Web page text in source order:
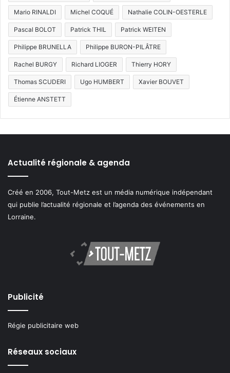
Mario RINALDI Michel COQUÉ Nathalie COLIN-OESTERLE
Pascal BOLOT Patrick THIL Patrick WEITEN
Philippe BRUNELLA Philippe BURON-PILÂTRE
Rachel BURGY Richard LIOGER Thierry HORY
Thomas SCUDERI Ugo HUMBERT Xavier BOUVET
Étienne ANSTETT
Actualité régionale & agenda
Créé en 2006, Tout-Metz est un média numérique indépendant
qui publie l’actualité régionale et l’agenda des événements en
Lorraine.
Publicité
Régie publicitaire web
Réseaux sociaux